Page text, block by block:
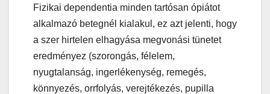
Fizikai dependentia minden tartósan ópiátot
alkalmazó betegnél kialakul, ez azt jelenti, hogy
a szer hirtelen elhagyása megvonási tünetet
eredményez (szorongás, félelem,
nyugtalanság, ingerlékenység, remegés,
könnyezés, orrfolyás, verejtékezés, pupilla